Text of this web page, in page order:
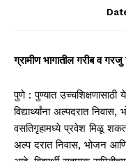
ग्रामीण भागातील गरीब व गरजु
पुणे : पुण्यात
विद्यार्थ्यांना अल्पदरात निवास,
वसतिगृहामध्ये प्रवेश मिळू शकतो,
अल्प दरात निवास, भोजन आणि